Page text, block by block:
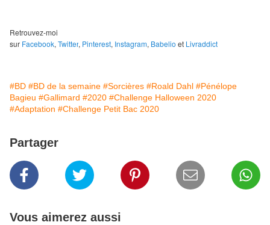
Retrouvez-moi
sur Facebook, Twitter, Pinterest, Instagram, Babelio et Livraddict
#BD #BD de la semaine #Sorcières #Roald Dahl #Pénélope
Bagieu #Gallimard #2020 #Challenge Halloween 2020
#Adaptation #Challenge Petit Bac 2020
Partager
Vous aimerez aussi